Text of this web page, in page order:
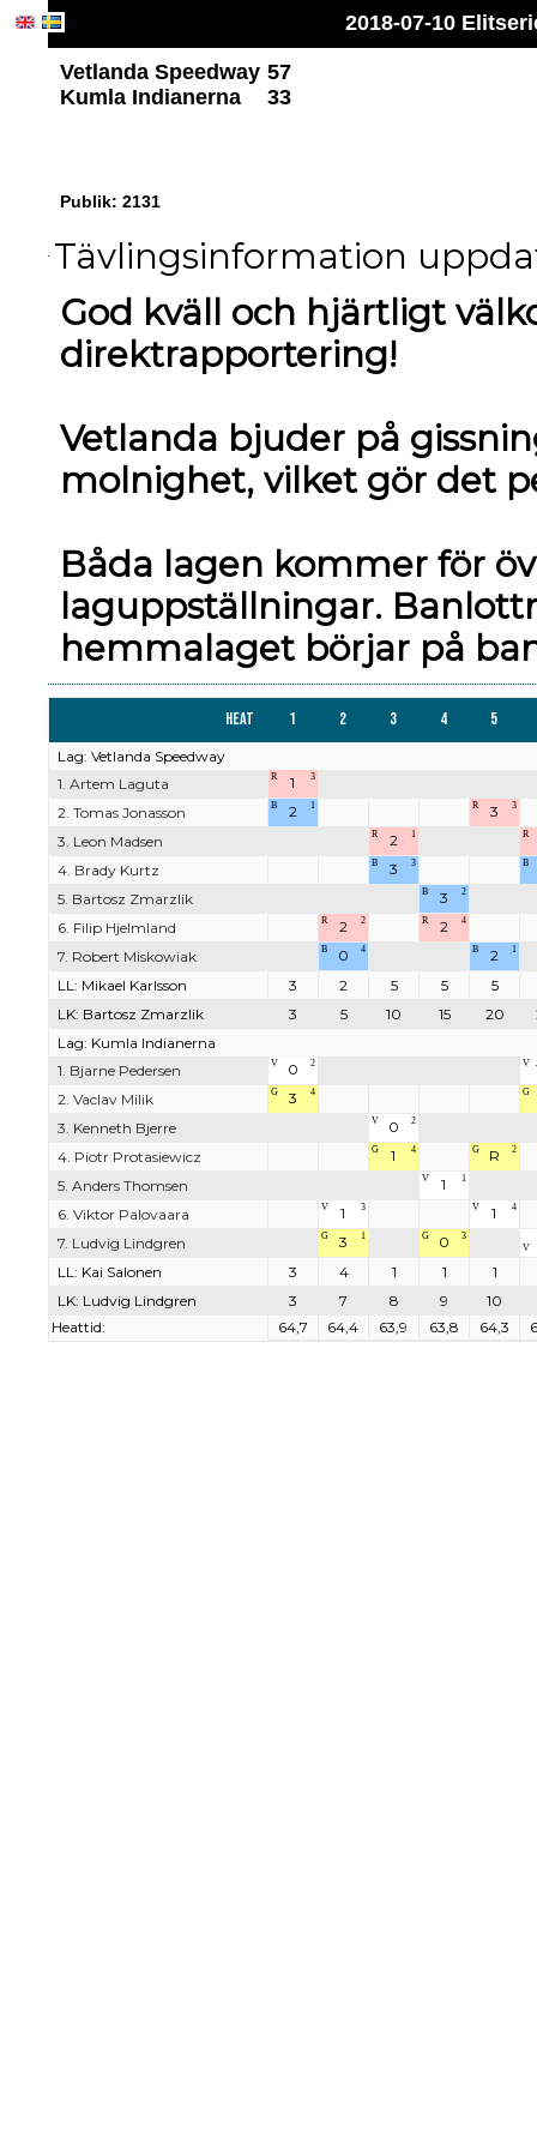
2018-07-10
Vetlanda Speedway 57
Kumla Indianerna
33
Publik: 2131
Tävlingsinformation
God kväll och hjärtligt
direktrapportering!
Vetlanda bjuder på
molnighet, vilket gör det
Båda lagen kommer för
laguppställningar.
hemmalaget börjar på
Heat 1 2 3 4 5
Lag: Vetlanda Speedway
1. Artem Laguta
R 1 3
2. Tomas Jonasson B 2 1 R 3 3
3. Leon Madsen R 2 1 R
4. Brady Kurtz B 3 3 B
5. Bartosz Zmarzlik B 3 2
6. Filip Hjelmland R 2 2 R 2 4
7. Robert Miskowiak B 0 4 B 2 1
LL: Mikael Karlsson 3 2 5 5
5
LK: Bartosz Zmarzlik
3 5 10 15 20
Lag: Kumla Indianerna
1. Bjarne Pedersen
V 0 2 V
2. Vaclav Milik
G 3 4 G
3. Kenneth Bjerre V 0 2
4. Piotr Protasiewicz G 1 4 G R 2
5. Anders Thomsen V 1 1
6. Viktor Palovaara V 1 3 V 1 4
7. Ludvig Lindgren G 3 1 G 0
3
V
LL: Kai Salonen 3 4 1 1
1
LK: Ludvig Lindgren
3 7 8 9
10
Heattid:
64,7 64,4 63,9 63,8 64,3